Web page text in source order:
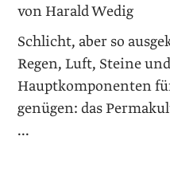
von Harald Wedig
Schlicht, aber so
Regen, Luft, Steine
Hauptkomponenten
genügen: das
...